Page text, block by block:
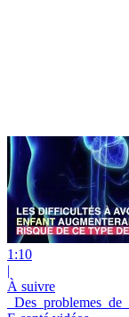
1:10
|
À suivre